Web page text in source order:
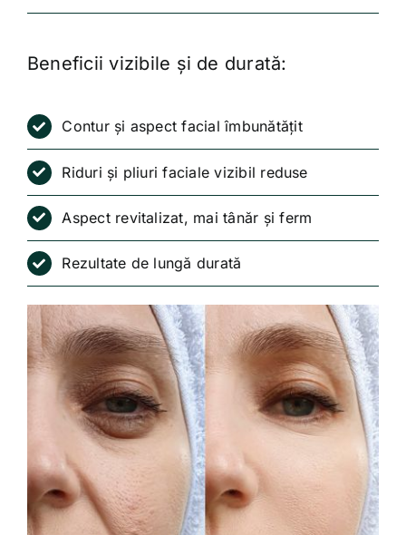
Beneficii vizibile și de durată:
Contur și aspect facial îmbunătățit
Riduri și pliuri faciale vizibil reduse
Aspect revitalizat, mai tânăr și ferm
Rezultate de lungă durată